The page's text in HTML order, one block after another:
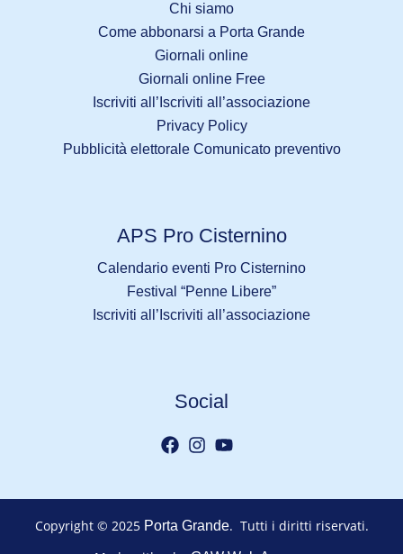
Chi siamo
Come abbonarsi a Porta Grande
Giornali online
Giornali online Free
Iscriviti all’Iscriviti all’associazione
Privacy Policy
Pubblicità elettorale Comunicato preventivo
APS Pro Cisternino
Calendario eventi Pro Cisternino
Festival “Penne Libere”
Iscriviti all’Iscriviti all’associazione
Social
Copyright © 2025 Porta Grande. Tutti i diritti riservati.